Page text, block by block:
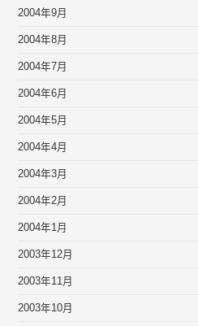
2004年9月
2004年8月
2004年7月
2004年6月
2004年5月
2004年4月
2004年3月
2004年2月
2004年1月
2003年12月
2003年11月
2003年10月